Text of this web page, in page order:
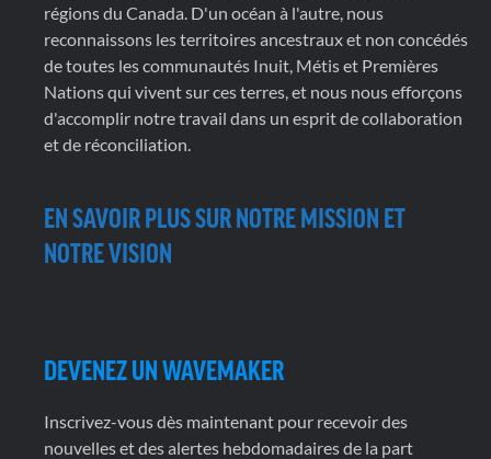
régions du Canada. D'un océan à l'autre, nous
reconnaissons les territoires ancestraux et non concédés
de toutes les communautés Inuit, Métis et Premières
Nations qui vivent sur ces terres, et nous nous efforçons
d'accomplir notre travail dans un esprit de collaboration
et de réconciliation.
EN SAVOIR PLUS SUR NOTRE MISSION ET
NOTRE VISION
DEVENEZ UN WAVEMAKER
Inscrivez-vous dès maintenant pour recevoir des
nouvelles et des alertes hebdomadaires de la part